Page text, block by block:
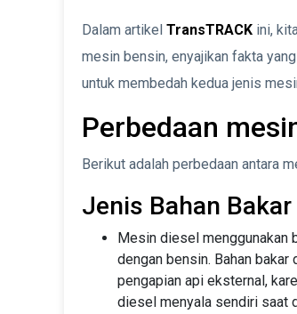
Dalam artikel TransTRACK ini,
mesin bensin, enyajikan fakta
untuk membedah kedua jenis
Perbedaan
Berikut adalah perbedaan antara
Jenis Bahan Bakar
Mesin diesel menggunakan
dengan bensin. Bahan
pengapian api eksternal,
diesel menyala sendiri saat